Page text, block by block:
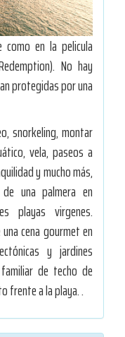
en la pelicula
No hay
protegidas por una
snorkeling, montar
vela, paseos a
y mucho más,
una palmera en
playas virgenes.
cena gourmet en
y jardines
de techo de
frente a la playa. .